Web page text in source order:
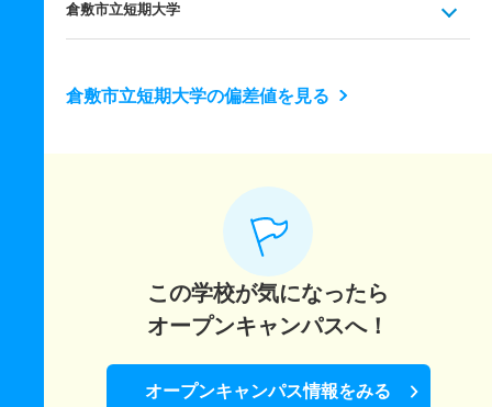
倉敷市立短期大学
倉敷市立短期大学の偏差値を見る
この学校が気になったら
オープンキャンパスへ！
オープンキャンパス情報をみる